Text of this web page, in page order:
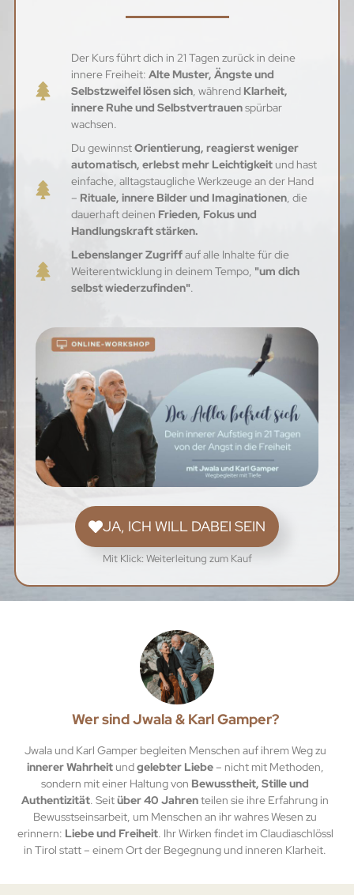
Der Kurs führt dich in 21 Tagen zurück in deine
innere Freiheit: Alte Muster, Ängste und
Selbstzweifel lösen sich, während Klarheit,
innere Ruhe und Selbstvertrauenspürbar
wachsen.
Du gewinnstOrientierung, reagierst weniger
automatisch, erlebst mehr Leichtigkeitund hast
einfache, alltagstaugliche Werkzeuge an der Hand
– Rituale, innere Bilder und Imaginationen, die
dauerhaft deinen Frieden, Fokus und
Handlungskraft stärken.
Lebenslanger Zugriffauf alle Inhalte für die
Weiterentwicklung in deinem Tempo, "um dich
selbst wiederzufinden".
JA, ICH WILL DABEI SEIN
Mit Klick: Weiterleitung zum Kauf
Wer sind Jwala & Karl Gamper?
Jwala und Karl Gamper begleiten Menschen auf ihrem Weg zu
innerer Wahrheitundgelebter Liebe– nicht mit Methoden,
sondern mit einer Haltung von Bewusstheit, Stille und
Authentizität. Seitüber 40 Jahrenteilen sie ihre Erfahrung in
Bewusstseinsarbeit, um Menschen an ihr wahres Wesen zu
erinnern: Liebe und Freiheit. Ihr Wirken findet im Claudiaschlössl
in Tirol statt – einem Ort der Begegnung und inneren Klarheit.